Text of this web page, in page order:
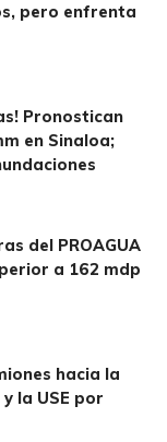
pero enfrenta
Pronostican
en Sinaloa;
del PROAGUA
a 162 mdp
hacia la
la USE por